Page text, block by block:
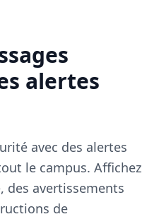
alertes
avec des alertes
le campus. Affichez
des avertissements
de